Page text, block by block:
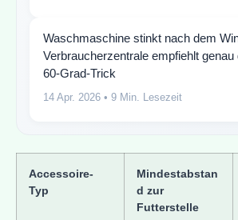
Waschmaschine stinkt nach dem
Verbraucherzentrale empfiehlt genau
60-Grad-Trick
14 Apr. 2026 • 9 Min. Lesezeit
Accessoire-
Typ
Mindestabstan
d zur
Futterstelle